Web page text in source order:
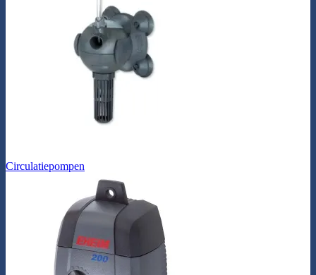
Circulatiepompen